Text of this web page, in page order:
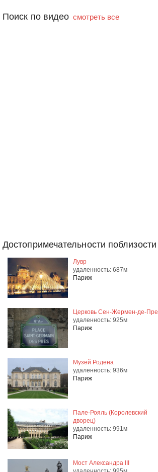
Поиск по видео смотреть все
Достопримечательности поблизости
Лувр
удаленность: 687м
Париж
Церковь Сен-Жермен-де-Пре
удаленность: 925м
Париж
Музей Родена
удаленность: 936м
Париж
Пале-Рояль (Королевский
дворец)
удаленность: 991м
Париж
Мост Александра III